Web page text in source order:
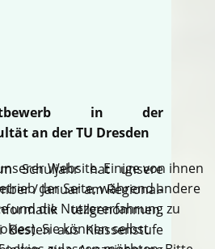
in der
an der TU Dresden
Schuljahr hat unsere
/ Januar am Regional-
teilgenommen.
aus Klassenstufe
Website. Einige von ihnen
der Seite, während andere
und die Nutzererfahrung zu
Sie können selbst